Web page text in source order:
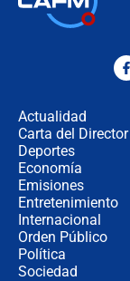
Actualidad
Carta del Director
Deportes
Economía
Emisiones
Entretenimiento
Internacional
Orden Público
Política
Sociedad